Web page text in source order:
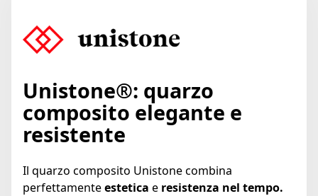
Unistone®: quarzo
composito elegante e
resistente
Il quarzo composito Unistone combina
perfettamenteestetica e resistenza nel tempo.